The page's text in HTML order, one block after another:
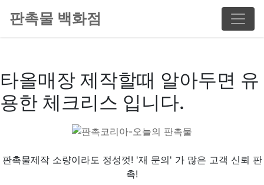
판촉물 백화점
타올매장 제작할때 알아두면 유
용한 체크리스 입니다.
판촉물제작 소량이라도 정성껏! '재 문의' 가 많은 고객 신뢰 판
촉!